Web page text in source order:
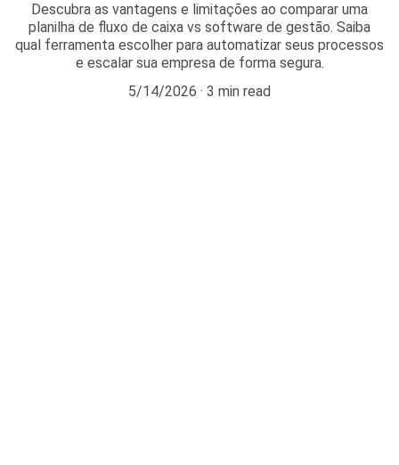
Descubra as vantagens e limitações ao comparar uma
planilha de fluxo de caixa vs software de gestão. Saiba
qual ferramenta escolher para automatizar seus processos
e escalar sua empresa de forma segura.
5/14/2026
3 min read